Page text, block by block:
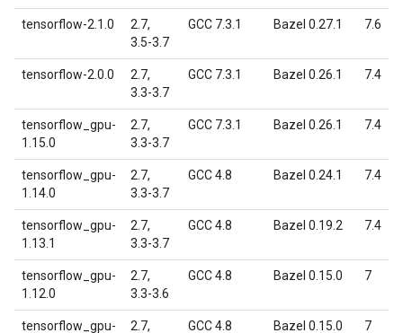
tensorflow-2.1.0
2.7,
3.5-3.7
GCC 7.3.1 Bazel 0.27.1 7.6
tensorflow-2.0.0
2.7,
3.3-3.7
GCC 7.3.1 Bazel 0.26.1 7.4
tensorflow_gpu-
1.15.0
2.7,
3.3-3.7
GCC 7.3.1 Bazel 0.26.1 7.4
tensorflow_gpu-
1.14.0
2.7,
3.3-3.7
GCC 4.8 Bazel 0.24.1 7.4
tensorflow_gpu-
1.13.1
2.7,
3.3-3.7
GCC 4.8 Bazel 0.19.2 7.4
tensorflow_gpu-
1.12.0
2.7,
3.3-3.6
GCC 4.8 Bazel 0.15.0 7
tensorflow_gpu-
2.7,
GCC 4.8 Bazel 0.15.0 7